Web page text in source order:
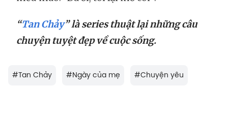
“Tan Chảy” là series thuật lại những câu
chuyện tuyệt đẹp về cuộc sống.
#Tan Chảy #Ngày của mẹ #Chuyện yêu